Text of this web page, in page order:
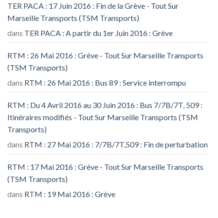
TER PACA : 17 Juin 2016 : Fin de la Grève - Tout Sur
Marseille Transports (TSM Transports)
dans TER PACA : A partir du 1er Juin 2016 : Grève
RTM : 26 Mai 2016 : Grève - Tout Sur Marseille Transports
(TSM Transports)
dans RTM : 26 Mai 2016 : Bus 89 : Service interrompu
RTM : Du 4 Avril 2016 au 30 Juin 2016 : Bus 7/7B/7T, 509 :
Itinéraires modifiés - Tout Sur Marseille Transports (TSM
Transports)
dans RTM : 27 Mai 2016 : 7/7B/7T,509 : Fin de perturbation
RTM : 17 Mai 2016 : Grève - Tout Sur Marseille Transports
(TSM Transports)
dans RTM : 19 Mai 2016 : Grève